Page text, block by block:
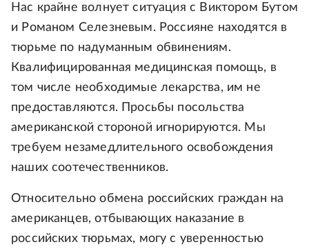
Нас крайне волнует ситуация с Виктором Бутом
и Романом Селезневым. Россияне находятся в
тюрьме по надуманным обвинениям.
Квалифицированная медицинская помощь, в
том числе необходимые лекарства, им не
предоставляются. Просьбы посольства
американской стороной игнорируются. Мы
требуем незамедлительного освобождения
наших соотечественников.
Относительно обмена российских граждан на
американцев, отбывающих наказание в
российских тюрьмах, могу с уверенностью